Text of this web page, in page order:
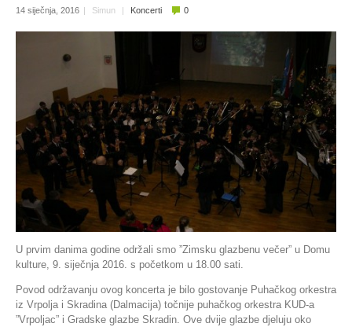
14 siječnja, 2016 | Simun | Koncerti 0
U prvim danima godine održali smo ”Zimsku glazbenu večer” u Domu
kulture, 9. siječnja 2016. s početkom u 18.00 sati.
Povod održavanju ovog koncerta je bilo gostovanje Puhačkog orkestra
iz Vrpolja i Skradina (Dalmacija) točnije puhačkog orkestra KUD-a
”Vrpoljac” i Gradske glazbe Skradin. Ove dvije glazbe djeluju oko